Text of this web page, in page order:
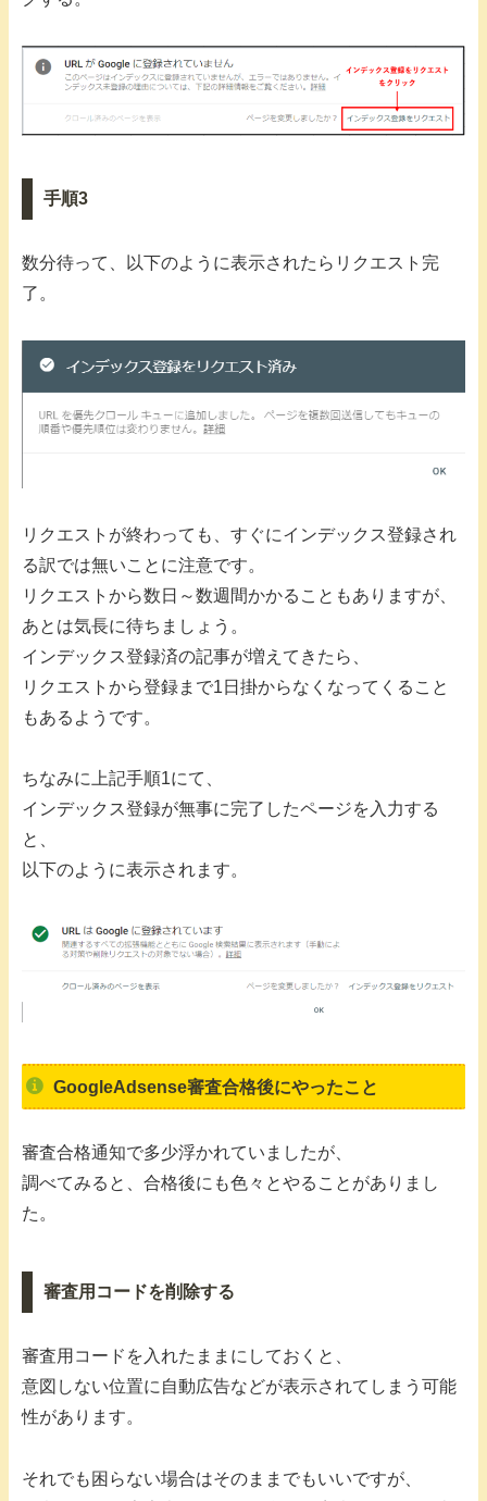
手順3
数分待って、以下のように表示されたらリクエスト完
了。
リクエストが終わっても、すぐにインデックス登録され
る訳では無いことに注意です。
リクエストから数日～数週間かかることもありますが、
あとは気長に待ちましょう。
インデックス登録済の記事が増えてきたら、
リクエストから登録まで1日掛からなくなってくること
もあるようです。
ちなみに上記手順1にて、
インデックス登録が無事に完了したページを入力する
と、
以下のように表示されます。
GoogleAdsense審査合格後にやったこと
審査合格通知で多少浮かれていましたが、
調べてみると、合格後にも色々とやることがありまし
た。
審査用コードを削除する
審査用コードを入れたままにしておくと、
意図しない位置に自動広告などが表示されてしまう可能
性があります。
それでも困らない場合はそのままでもいいですが、